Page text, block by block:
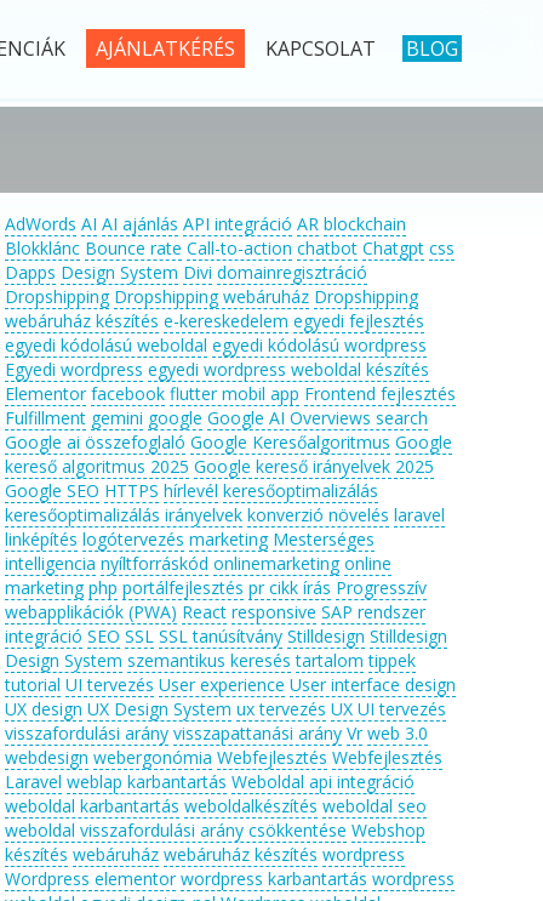
AJÁNLATKÉRÉS KAPCSOLAT BLOG
AdWords AI AI ajánlás API integráció AR blockchain
Blokklánc Bounce rate Call-to-action chatbot Chatgpt css
Dapps Design System Divi domainregisztráció
Dropshipping Dropshipping webáruház Dropshipping
webáruház készítés e-kereskedelem egyedi fejlesztés
egyedi kódolású weboldal egyedi kódolású wordpress
Egyedi wordpress egyedi wordpress weboldal készítés
Elementor facebook flutter mobil app Frontend fejlesztés
Fulfillment gemini google Google AI Overviews search
Google ai összefoglaló Google Keresőalgoritmus Google
kereső algoritmus 2025 Google kereső irányelvek 2025
Google SEO HTTPS hírlevél keresőoptimalizálás
keresőoptimalizálás irányelvek konverzió növelés laravel
linképítés logótervezés marketing Mesterséges
intelligencia nyíltforráskód onlinemarketing online
marketing php portálfejlesztés pr cikk írás Progresszív
webapplikációk (PWA) React responsive SAP rendszer
integráció SEO SSL SSL tanúsítvány Stilldesign Stilldesign
Design System szemantikus keresés tartalom tippek
tutorial UI tervezés User experience User interface design
UX design UX Design System ux tervezés UX UI tervezés
visszafordulási arány visszapattanási arány Vr web 3.0
webdesign webergonómia Webfejlesztés Webfejlesztés
Laravel weblap karbantartás Weboldal api integráció
weboldal karbantartás weboldalkészítés weboldal seo
weboldal visszafordulási arány csökkentése Webshop
készítés webáruház webáruház készítés wordpress
Wordpress elementor wordpress karbantartás wordpress